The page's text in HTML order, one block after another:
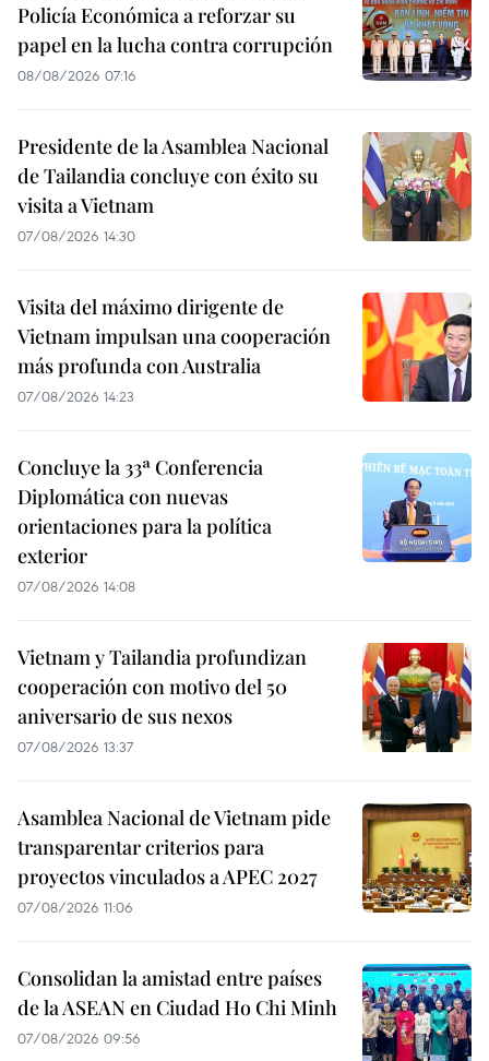
Policía Económica a reforzar su
papel en la lucha contra corrupción
08/08/2026 07:16
Presidente de la Asamblea Nacional
de Tailandia concluye con éxito su
visita a Vietnam
07/08/2026 14:30
Visita del máximo dirigente de
Vietnam impulsan una cooperación
más profunda con Australia
07/08/2026 14:23
Concluye la 33ª Conferencia
Diplomática con nuevas
orientaciones para la política
exterior
07/08/2026 14:08
Vietnam y Tailandia profundizan
cooperación con motivo del 50
aniversario de sus nexos
07/08/2026 13:37
Asamblea Nacional de Vietnam pide
transparentar criterios para
proyectos vinculados a APEC 2027
07/08/2026 11:06
Consolidan la amistad entre países
de la ASEAN en Ciudad Ho Chi Minh
07/08/2026 09:56